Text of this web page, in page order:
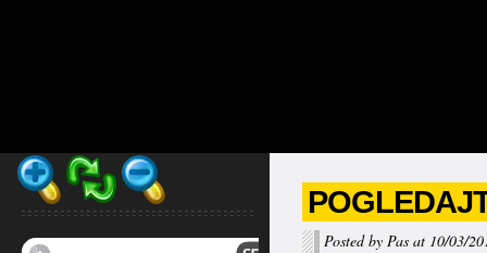
Posted by Pas at 10/03/